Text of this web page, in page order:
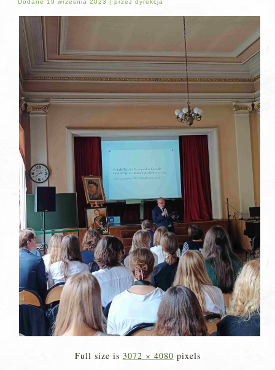
Dodane 19 września 2023 |przez dyrekcja
Full size is 3072 × 4080 pixels